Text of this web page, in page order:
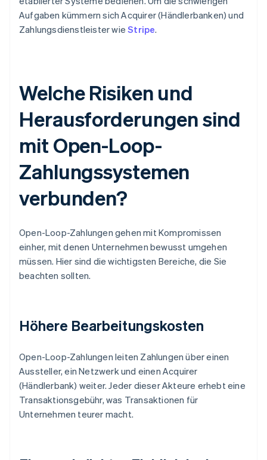
Aufgaben kümmern sich Acquirer (Händlerbanken) und
Zahlungsdienstleister wieStripe.
Welche Risiken und
Herausforderungen sind
mit Open-Loop-
Zahlungssystemen
verbunden?
Open-Loop-Zahlungen gehen mit Kompromissen
einher, mit denen Unternehmen bewusst umgehen
müssen. Hier sind die wichtigsten Bereiche, die Sie
beachten sollten.
Höhere Bearbeitungskosten
Open-Loop-Zahlungen leiten Zahlungen über einen
Aussteller, ein Netzwerk und einen Acquirer
(Händlerbank) weiter. Jeder dieser Akteure erhebt eine
Transaktionsgebühr, was Transaktionen für
Unternehmen teurer macht.